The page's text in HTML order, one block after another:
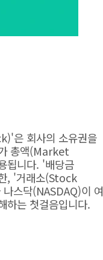
은 회사의 소유권을
총액(Market
됩니다. '배당금
, '거래소(Stock
스닥(NASDAQ)이 여
하는 첫걸음입니다.